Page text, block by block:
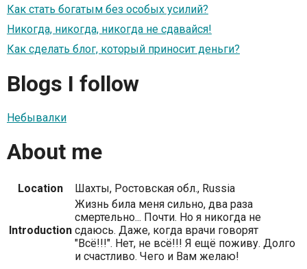
Как стать богатым без особых усилий?
Никогда, никогда, никогда не сдавайся!
Как сделать блог, который приносит деньги?
Blogs I follow
Небывалки
About me
Location Шахты, Ростовская обл., Russia
Introduction
Жизнь била меня сильно, два раза
смертельно... Почти. Но я никогда не
сдаюсь. Даже, когда врачи говорят
"Всё!!!". Нет, не всё!!! Я ещё поживу. Долго
и счастливо. Чего и Вам желаю!